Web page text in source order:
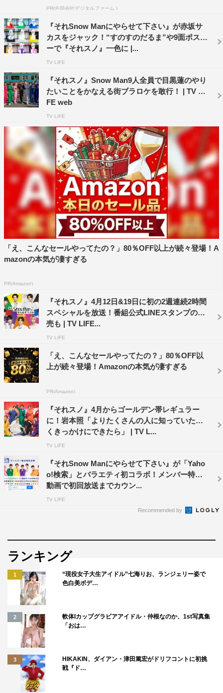
PR(合同会社デジタルファーム )
『それSnow Manにやらせて下さい』が赤坂サ
カスをジャック！“すのすのだるま”や9面ポスタ
ーで『それスノ』一色に |...
TV LIFE
『それスノ』Snow Man9人全員で目黒蓮のやり
たいことをかなえる街ブラロケを敢行！ | TV LI
FE web
TV LIFE
「え、こんなセールやってたの？」80％OFF以上が続々登場！A
mazonの本気が凄すぎる
PR(Amazon)
『それスノ』4月12日&19日に初の2週連続2時間
スペシャルを放送！番組公式LINEスタンプの発
売も | TV LIFE...
TV LIFE
「え、こんなセールやってたの？」80％OFF以
上が続々登場！Amazonの本気が凄すぎる
PR(Amazon)
『それスノ』4月からゴールデン帯レギュラー
に！岩本照「よりたくさんの人に知っていただ
くきっかけにできたら」 | TV L...
TV LIFE
『それSnow Manにやらせて下さい』が「Yaho
o!検索」とバラエティ初コラボ！メンバー特別
動画で初回放送までカウン...
TV LIFE
Recommended by
ランキング
1
“現役女子大生アイドル”七海りお、ランジェリー姿で
色白美ボデ…
2
軟体Iカップグラビアアイドル・仲根なのか、1st写真集
「おは…
3
HIKAKIN、ダイアン・津田篤宏がドリフコントに初挑
戦『ド…